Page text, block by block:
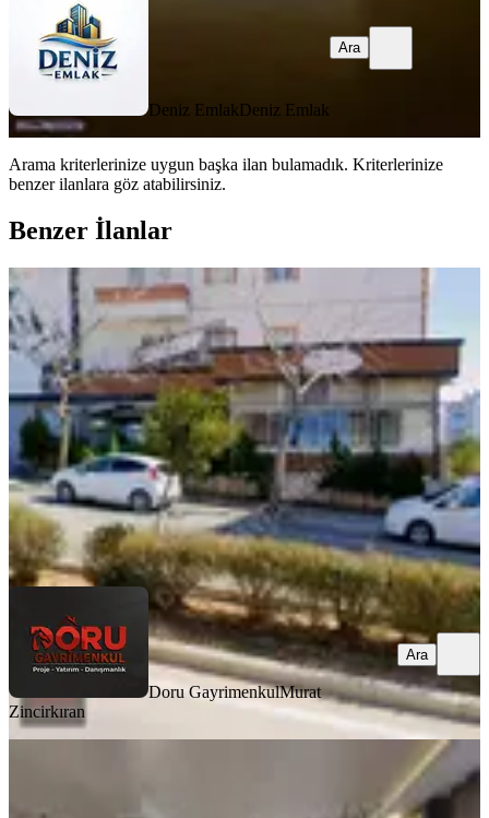
Deniz EmlakDeniz Emlak
Ara
Arama kriterlerinize uygun başka ilan bulamadık. Kriterlerinize
benzer ilanlara göz atabilirsiniz.
Benzer İlanlar
Satlık Köşe Başı Dükkan
Onikişubat, Yirmiikigün Mahallesi
2 Oda·75 m²·Düz Giriş (Zemin)·14.05.2026
13.500.000 ₺
Doru GayrimenkulMurat Zincirkıran
Ara
Doru GayrimenkulMurat
Zincirkıran
Ara
Ana Cadde Üzeri Köşe Başı Satılık 65